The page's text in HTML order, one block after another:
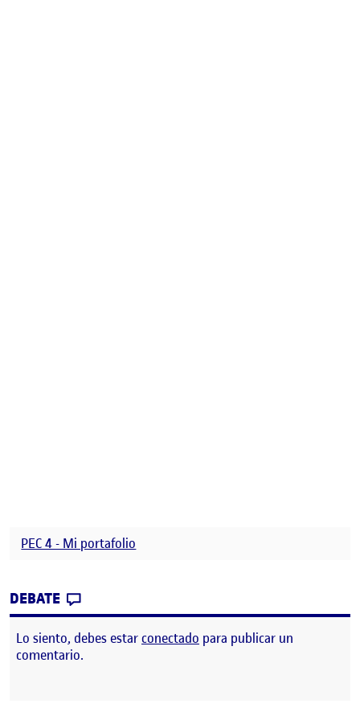
PEC 4 - Mi portafolio
DEBATE
Lo siento, debes estarconectado para publicar un
comentario.